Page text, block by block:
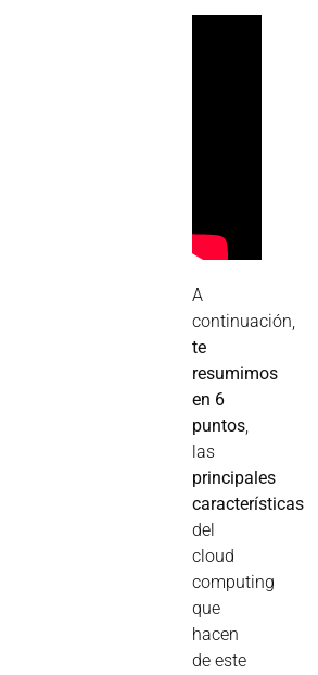
A
continuación,
te
resumimos
en 6
puntos,
las
principales
características
del
cloud
computing
que
hacen
de este